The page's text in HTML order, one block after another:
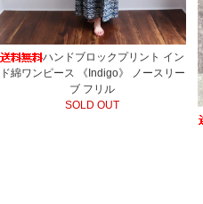
ハンドブロックプリント イン
ド綿ワンピース 《Indigo》 ノースリー
ブ フリル
SOLD OUT